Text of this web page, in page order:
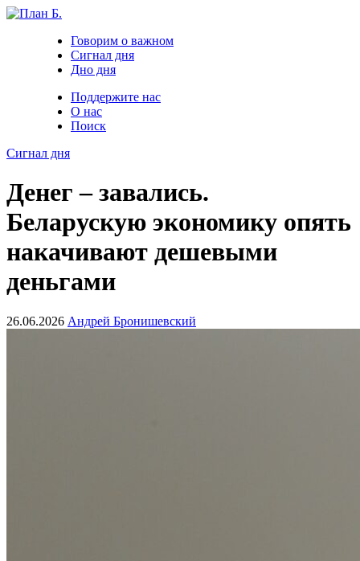
Говорим о важном
Сигнал дня
Дно дня
Поддержите нас
О нас
Поиск
Сигнал дня
Денег – завались.
Беларускую экономику опять
накачивают дешевыми
деньгами
26.06.2026 Андрей Бронишевский